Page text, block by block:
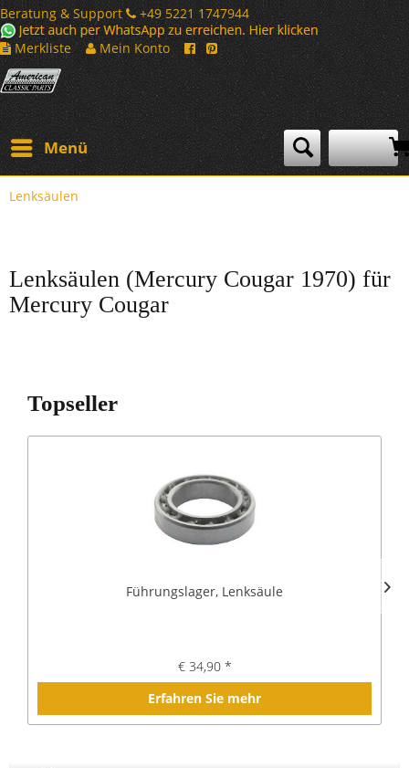
Beratung & Support
+49 5221 1747944
Merkliste
Mein Konto
Menü
Lenksäulen
Lenksäulen (Mercury Cougar 1970) für
Mercury Cougar
Topseller
Führungslager, Lenksäule
€ 34,90 *
Erfahren Sie mehr